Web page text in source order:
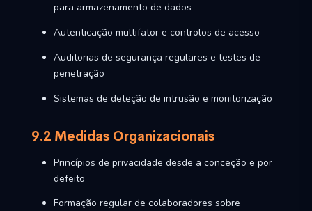
para armazenamento de dados
Autenticação multifator e controlos de acesso
Auditorias de segurança regulares e testes de
penetração
Sistemas de deteção de intrusão e monitorização
9.2 Medidas Organizacionais
Princípios de privacidade desde a conceção e por
defeito
Formação regular de colaboradores sobre